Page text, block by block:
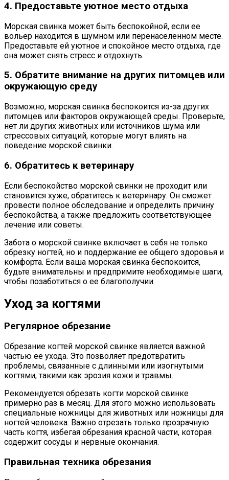
4. Предоставьте уютное место отдыха
Морская свинка может быть беспокойной, если ее
вольер находится в шумном или перенаселенном месте.
Предоставьте ей уютное и спокойное место отдыха, где
она может снять стресс и отдохнуть.
5. Обратите внимание на других питомцев или
окружающую среду
Возможно, морская свинка беспокоится из-за других
питомцев или факторов окружающей среды. Проверьте,
нет ли других животных или источников шума или
стрессовых ситуаций, которые могут влиять на
поведение морской свинки.
6. Обратитесь к ветеринару
Если беспокойство морской свинки не проходит или
становится хуже, обратитесь к ветеринару. Он сможет
провести полное обследование и определить причину
беспокойства, а также предложить соответствующее
лечение или советы.
Забота о морской свинке включает в себя не только
обрезку ногтей, но и поддержание ее общего здоровья и
комфорта. Если ваша морская свинка беспокоится,
будьте внимательны и предпримите необходимые шаги,
чтобы позаботиться о ее благополучии.
Уход за когтями
Регулярное обрезание
Обрезание когтей морской свинке является важной
частью ее ухода. Это позволяет предотвратить
проблемы, связанные с длинными или изогнутыми
когтями, такими как эрозия кожи и травмы.
Рекомендуется обрезать когти морской свинке
примерно раз в месяц. Для этого можно использовать
специальные ножницы для животных или ножницы для
ногтей человека. Важно отрезать только прозрачную
часть когтя, избегая обрезания красной части, которая
содержит сосуды и нервные окончания.
Правильная техника обрезания